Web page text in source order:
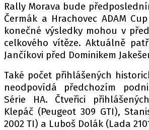
Rally Morava bude
Čermák a Hrachovec ADAM
konečné výsledky mohou v
celkového vítěze. Aktuálně
Jančíkovi před Dominikem
Také počet přihlášených
neodpovídá předchozím
Série HA. Čtveřici
Klepáč (Peugeot 309 GTI),
2002 TI) a Luboš Dolák (Lada